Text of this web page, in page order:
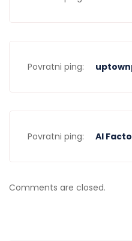
Povratni ping:
Povratni ping: AI
Comments are closed.